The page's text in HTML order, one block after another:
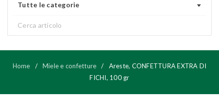
Tutte le categorie
Home / Miele e confetture /
Areste, CONFETTURA EXTRA DI
FICHI, 100 gr